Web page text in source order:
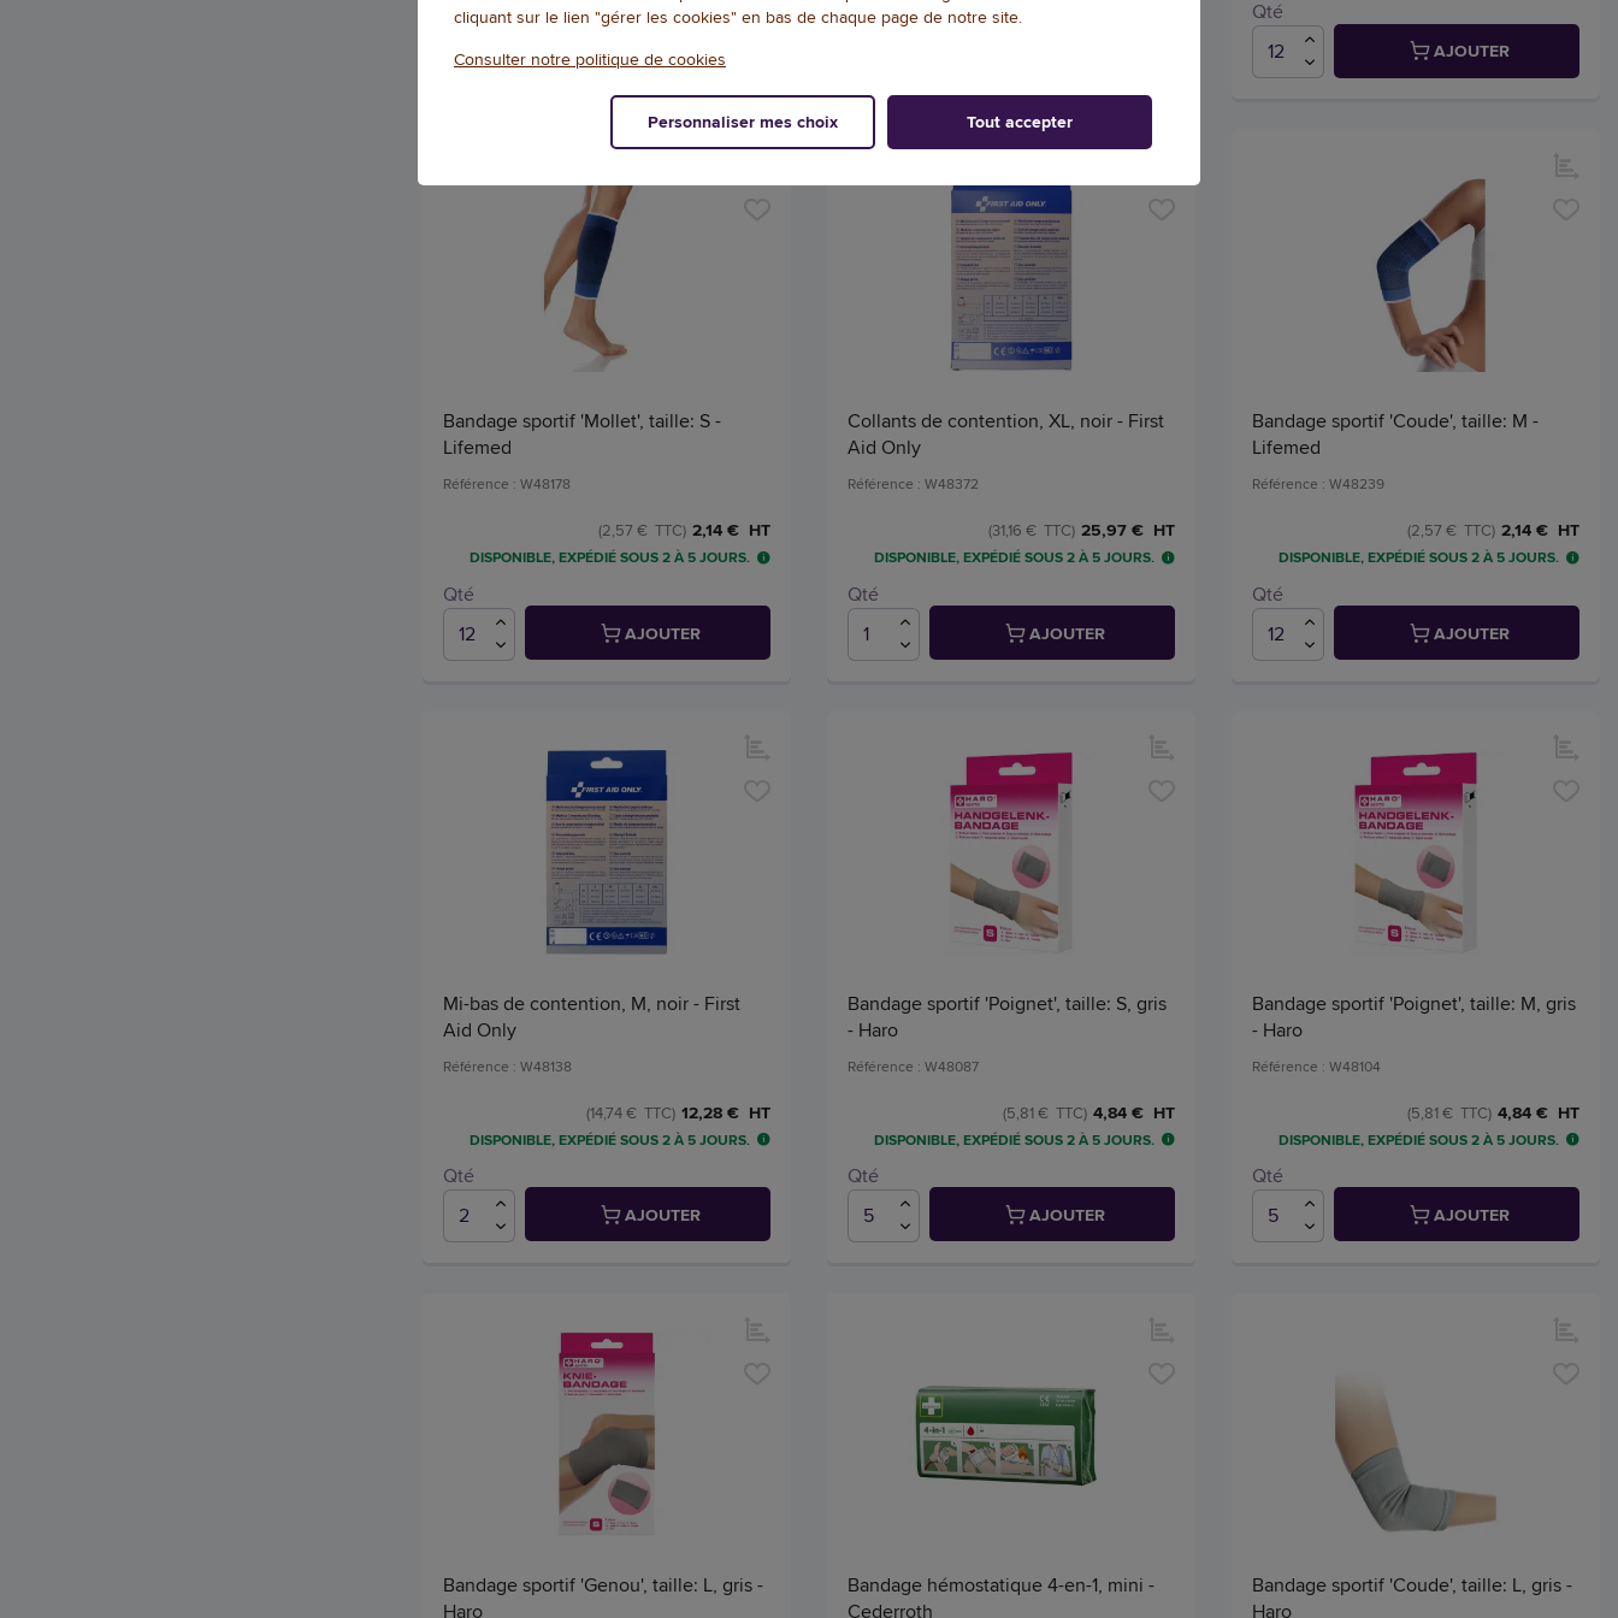
Qté
AJOUTER
Qté Qté
AJOUTER
Bandage sportif 'Mollet', taille: S -
Lifemed
Référence : W48178
2,14 € HT
(2,57 € TTC)
DISPONIBLE, EXPÉDIÉ SOUS 2 À 5 JOURS.
Qté
AJOUTER
Collants de contention, XL, noir - First
Aid Only
Référence : W48372
25,97 € HT
(31,16 € TTC)
DISPONIBLE, EXPÉDIÉ SOUS 2 À 5 JOURS.
Qté
AJOUTER
Bandage sportif 'Coude', taille: M -
Lifemed
Référence : W48239
2,14 € HT
(2,57 € TTC)
DISPONIBLE, EXPÉDIÉ SOUS 2 À 5 JOURS.
Qté
AJOUTER
Mi-bas de contention, M, noir - First
Aid Only
Référence : W48138
12,28 € HT
(14,74 € TTC)
DISPONIBLE, EXPÉDIÉ SOUS 2 À 5 JOURS.
Qté
AJOUTER
Bandage sportif 'Poignet', taille: S, gris
- Haro
Référence : W48087
4,84 € HT
(5,81 € TTC)
DISPONIBLE, EXPÉDIÉ SOUS 2 À 5 JOURS.
Qté
AJOUTER
Bandage sportif 'Poignet', taille: M, gris
- Haro
Référence : W48104
4,84 € HT
(5,81 € TTC)
DISPONIBLE, EXPÉDIÉ SOUS 2 À 5 JOURS.
Qté
AJOUTER
Bandage sportif 'Genou', taille: L, gris -
Haro
Bandage hémostatique 4-en-1, mini -
Cederroth
Bandage sportif 'Coude', taille: L, gris -
Haro
cliquant sur le lien "gérer les cookies" en bas de chaque page de notre site.
Consulter notre politique de cookies
Personnaliser mes choix Tout accepter